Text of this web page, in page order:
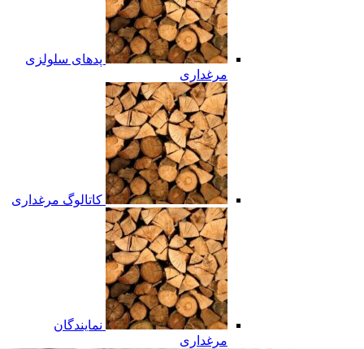
پدهای سلولزی
مرغداری
کاتالوگ مرغداری
نمایندگان
مرغداری